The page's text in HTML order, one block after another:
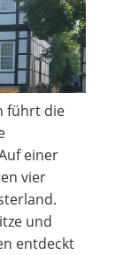
führt die
einer
vier
und
entdeckt